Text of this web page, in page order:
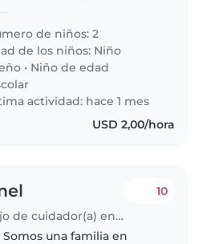
con mascotas, pero no
estar solos por
vivimos en un sector..
de niños: 2
de los niños: Niño
• Niño de edad
actividad: hace 1 mes
USD 2,00/hora
Trabajo de cuidador(a) en Caracas
10
Somos una familia en